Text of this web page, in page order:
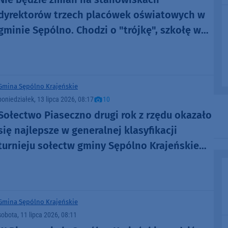
trzech placówek oświatowych w
Sępólno. Chodzi o "trójkę", szkołę w
Sępólno Krajeńskie
13 lipca 2026, 08:17 10
Piaseczno drugi rok z rzędu okazało
najlepsze w generalnej klasyfikacji
sołectw gminy Sępólno Krajeńskie
Sępólno Krajeńskie
11 lipca 2026, 08:11